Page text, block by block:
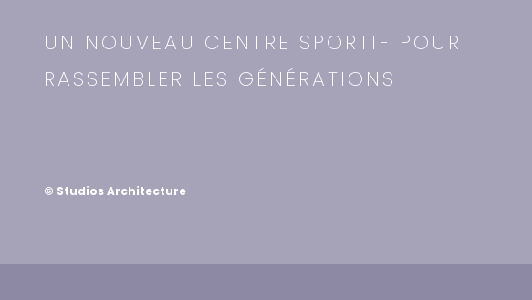
UN NOUVEAU CENTRE SPORTIF POUR
RASSEMBLER LES GÉNÉRATIONS
© Studios Architecture